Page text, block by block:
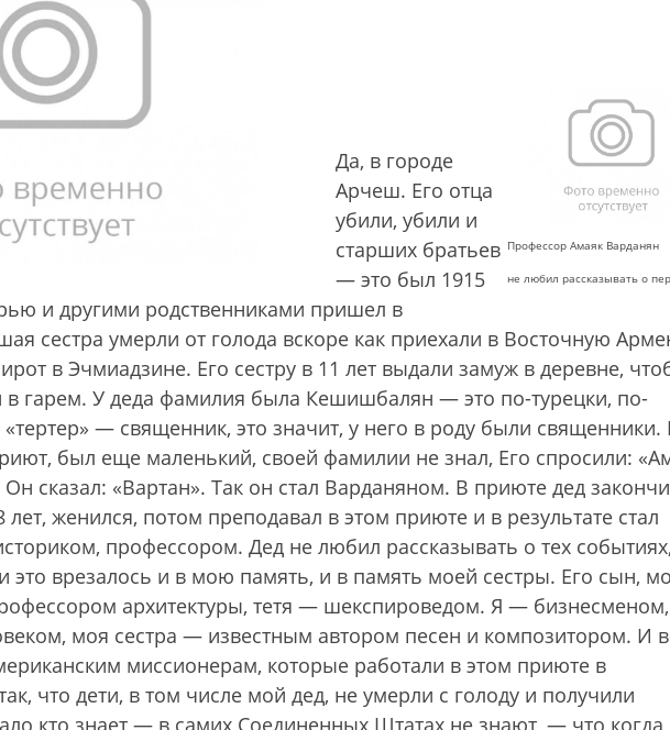
Профессор Амаяк Варданян
не любил рассказывать о
Да, в городе
Арчеш. Его отца
убили, убили и
старших братьев
— это был 1915
и другими родственниками пришел в
сестра умерли от голода вскоре как приехали в Восточную
в Эчмиадзине. Его сестру в 11 лет выдали замуж в деревне,
в гарем. У деда фамилия была Кешишбалян — это по-турецки, по-
— священник, это значит, у него в роду были священники.
был еще маленький, своей фамилии не знал, Его спросили:
Он сказал: «Вартан». Так он стал Варданяном. В приюте дед
женился, потом преподавал в этом приюте и в результате стал
профессором. Дед не любил рассказывать о тех
это врезалось и в мою память, и в память моей сестры. Его сын,
архитектуры, тетя — шекспироведом. Я — бизнесменом,
моя сестра — известным автором песен и композитором. И
миссионерам, которые работали в этом приюте в
что дети, в том числе мой дед, не умерли с голоду и получили
кто знает — в самих Соединенных Штатах не знают, — что когда